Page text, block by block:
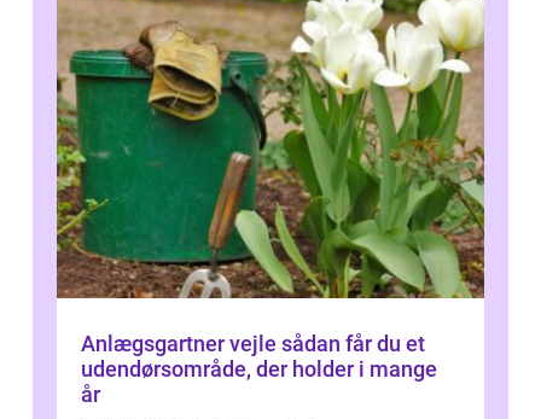
Anlægsgartner vejle sådan får du et
udendørsområde, der holder i mange
år